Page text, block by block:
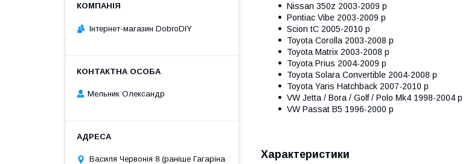
Nissan 350z 2003-2009 р
Pontiac Vibe 2003-2009 р
Scion tC 2005-2010 р
Toyota Corolla 2003-2008 р
Toyota Matrix 2003-2008 р
Toyota Prius 2004-2009 р
Toyota Solara Convertible 2004-2008 р
Toyota Yaris Hatchback 2007-2010 р
VW Jetta / Bora / Golf / Polo Mk4 1998-2004 р
VW Passat B5 1996-2000 р
Характеристики
Інтернет-магазин DobroDIY
Мельник Олександр
Василя Червонія 8 (раніше Гагаріна